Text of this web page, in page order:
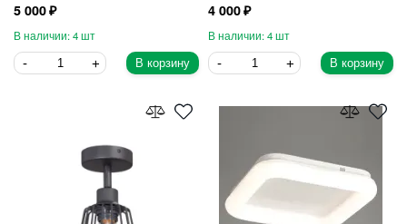
5 000
4
В корзину
4 000
4
В корзину